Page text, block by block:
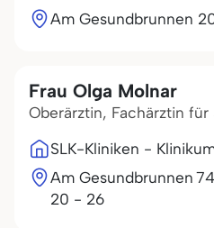
Am Gesundbrunnen
Frau Olga Molnar
Oberärztin, Fachärztin
SLK-Kliniken -
Am Gesundbrunnen
20 - 26